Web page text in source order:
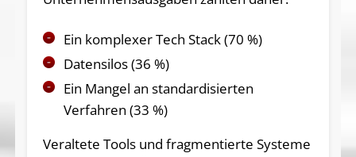
Ein komplexer Tech Stack (70 %)
Datensilos (36 %)
Ein Mangel an standardisierten
Verfahren (33 %)
Veraltete Tools und fragmentierte Systeme